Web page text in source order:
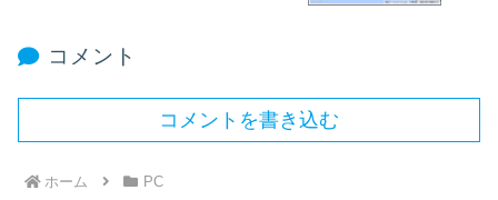
コメント
コメントを書き込む
ホーム PC